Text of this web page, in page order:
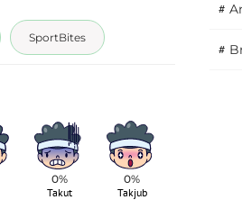
SportBites
0%
Takut
0%
Takjub
#
#